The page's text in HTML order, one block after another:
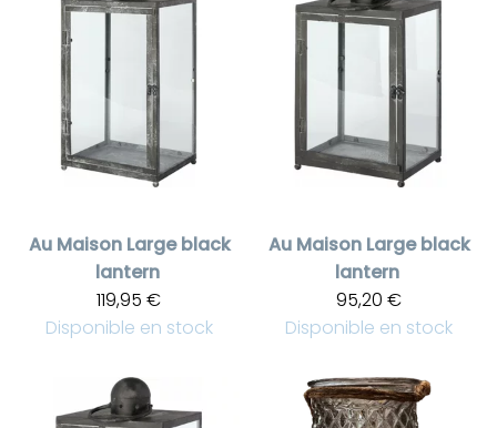
Au Maison Large black
lantern
119,95 €
Disponible en stock
Au Maison Large black
lantern
95,20 €
Disponible en stock